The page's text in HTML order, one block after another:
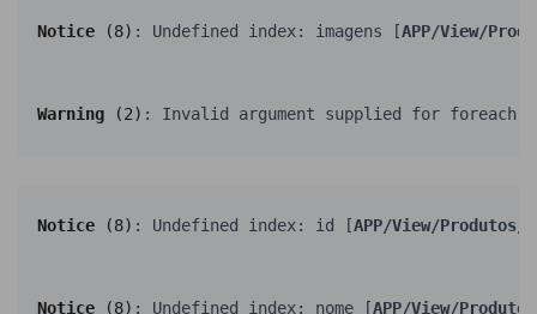
Notice (8) : Undefined index: imagens [APP/View/
Warning (2) : Invalid argument supplied for
Notice (8) : Undefined index: id [APP/View/
Notice (8) : Undefined index: nome [APP/View/